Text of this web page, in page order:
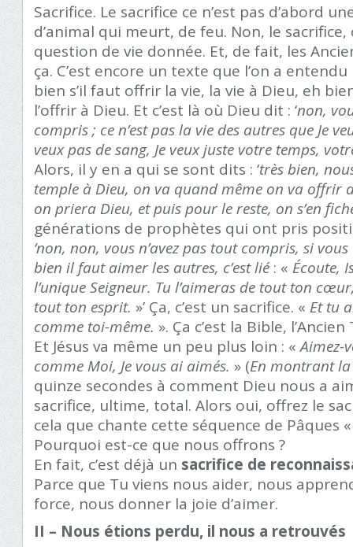
Sacrifice. Le sacrifice ce n’est pas d’abord
d’animal qui meurt, de feu. Non, le sacrifice,
question de vie donnée. Et, de fait, les
ça. C’est encore un texte que l’on a
bien s’il faut offrir la vie, la vie à Dieu, eh
l’offrir à Dieu. Et c’est là où Dieu dit : ‘non,
compris ; ce n’est pas la vie des autres que Je
veux pas de sang, Je veux juste votre temps,
Alors, il y en a qui se sont dits : ‘très bien,
temple à Dieu, on va quand même on va offrir
on priera Dieu, et puis pour le reste, on s’en
générations de prophètes qui ont pris
‘non, non, vous n’avez pas tout compris, si
bien il faut aimer les autres, c’est lié : « Écoute,
l’unique Seigneur. Tu l’aimeras de tout ton
tout ton esprit. »’ Ça, c’est un sacrifice. « Et tu
comme toi-même. ». Ça c’est la Bible,
Et Jésus va même un peu plus loin : «Aimez-
comme Moi, Je vous ai aimés. » (En montrant
quinze secondes à comment Dieu nous a
sacrifice, ultime, total. Alors oui, offrez le
cela que chante cette séquence de Pâques
Pourquoi est-ce que nous offrons ?
En fait, c’est déjà un sacrifice de
Parce que Tu viens nous aider, nous
force, nous donner la joie d’aimer.
II – Nous étions perdu, il nous a retrouvés